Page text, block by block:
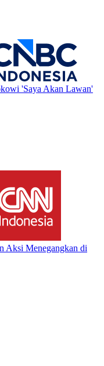
'Saya Akan Lawan'
Aksi Menegangkan di